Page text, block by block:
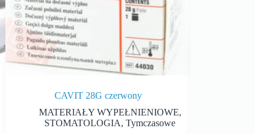
CAVIT 28G czerwony
MATERIAŁY WYPEŁNIENIOWE,
STOMATOLOGIA,Tymczasowe